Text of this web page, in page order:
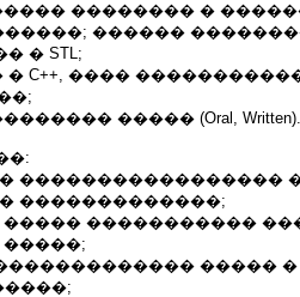
�������� �
������
� STL;
C++, ����
����� (Oral, Written).
�����������������
�������������;
����� �����������
�����